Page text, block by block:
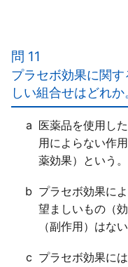
ｂ×
専門家が情報提供や
配慮することが必要
ｃ○
ｄ×
胎盤には、胎児の
組み（血液-胎盤関
した場合に、血液-
品の成分の胎児への
ことも多い。
問 11
プラセボ効果に関
しい組合せはどれか
a 医薬品を使用し
用によらない作
薬効果）という。
b プラセボ効果に
望ましいもの（
（副作用）はない
c プラセボ効果に